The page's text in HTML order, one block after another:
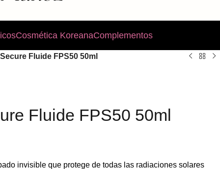
Cosmética KoreanaComplementos
Fluide FPS50 50ml
Fluide FPS50 50ml
invisible que protege de todas las radiaciones solares